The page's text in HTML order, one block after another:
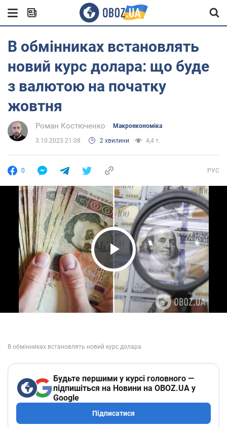
В обмінниках встановлять
новий курс долара: що буде
з валютою на початку
жовтня
Роман Костюченко Mакроекономіка
3.10.2023 21:08 2 хвилини 4,4 т.
0 РУС
Play Video
Будьте першими у курсі головного —
підпишіться на Новини на OBOZ.UA у
Google
Підписатися